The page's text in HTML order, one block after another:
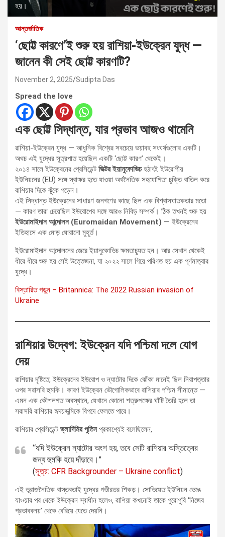
হয়।
আন্তর্জাতিক
‘ছোট্ট কারণে’ই শুরু হয় রাশিয়া-ইউক্রেন যুদ্ধ —
জানেন কী সেই ছোট্ট কারণটি?
November 2, 2025 Sudipta Das
Spread the love
এক ছোট্ট সিদ্ধান্ত, যার প্রভাব আজও থামেনি
রাশিয়া-ইউক্রেন যুদ্ধ — আধুনিক বিশ্বের সবচেয়ে ভয়াবহ সংঘর্ষগুলোর একটি।
অথচ এই যুদ্ধের সূত্রপাত হয়েছিল একটি ‘ছোট্ট কারণ’ থেকেই।
২০১৪ সালে ইউক্রেনের প্রেসিডেন্ট ভিক্টর ইয়ানুকোভিচহঠাৎই ইউরোপীয়
ইউনিয়নের (EU) সঙ্গে স্বাক্ষর হতে যাওয়া অর্থনৈতিক সহযোগিতা চুক্তি বাতিল করে
রাশিয়ার দিকে ঝুঁকে পড়েন।
এই সিদ্ধান্ত ইউক্রেনের সাধারণ জনগণের কাছে ছিল এক বিশ্বাসঘাতকতার মতো
— কারণ তারা চেয়েছিল ইউরোপের সঙ্গে আরও নিবিড় সম্পর্ক। ঠিক তখনই শুরু হয়
ইউরোমাইদান আন্দোলন (Euromaidan Movement) — ইউক্রেনের
ইতিহাসে এক মোড় ঘোরানো মুহূর্ত।
ইউরোমাইদান আন্দোলনের জেরে ইয়ানুকোভিচ ক্ষমতাচ্যুত হন। আর সেখান থেকেই
ধীরে ধীরে শুরু হয় সেই উত্তেজনা, যা ২০২২ সালে গিয়ে পরিণত হয় এক পূর্ণমাত্রার
যুদ্ধে।
বিস্তারিত পড়ুন – Britannica: The 2022 Russian invasion of
Ukraine
রাশিয়ার উদ্বেগ: ইউক্রেন যদি পশ্চিমা দলে যোগ
দেয়
রাশিয়ার দৃষ্টিতে, ইউক্রেনের ইউরোপ ও ন্যাটোর দিকে ঝোঁকা মানেই ছিল নিরাপত্তার
ওপর সরাসরি হুমকি। কারণ ইউক্রেন ভৌগোলিকভাবে রাশিয়ার পশ্চিম সীমান্তে —
এমন এক কৌশলগত অবস্থানে, যেখানে কোনো শত্রুপক্ষের ঘাঁটি তৈরি হলে তা
সরাসরি রাশিয়ার হৃদয়ভূমিকে বিপদে ফেলতে পারে।
রাশিয়ার প্রেসিডেন্টভ্লাদিমির পুতিনপ্রকাশ্যেই বলেছিলেন,
“যদি ইউক্রেন ন্যাটোর অংশ হয়, তবে সেটি রাশিয়ার অস্তিত্বের
জন্য হুমকি হয়ে দাঁড়াবে।”
(সূত্র: CFR Backgrounder – Ukraine conflict)
এই ভূরাজনৈতিক বাস্তবতাই যুদ্ধের গভীরতর শিকড়। সোভিয়েত ইউনিয়ন ভেঙে
যাওয়ার পর থেকে ইউক্রেন স্বাধীন হলেও, রাশিয়া কখনোই তাকে পুরোপুরি ‘নিজের
প্রভাববলয়’ থেকে বেরিয়ে যেতে দেয়নি।